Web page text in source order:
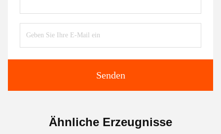
Senden
Ähnliche Erzeugnisse